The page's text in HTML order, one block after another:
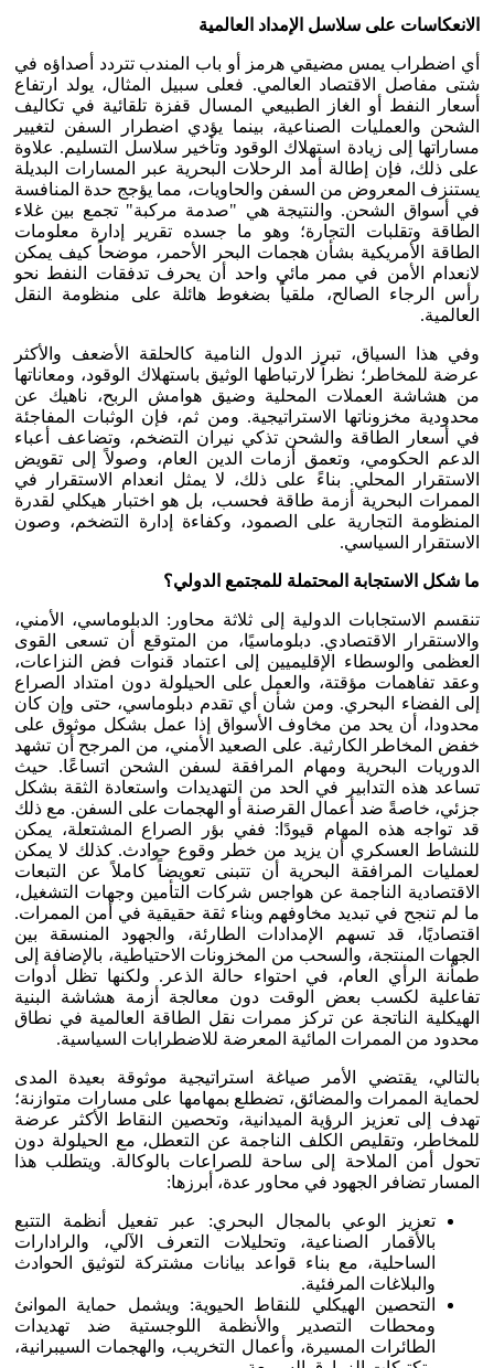
الانعكاسات على سلاسل الإمداد العالمية
أي اضطراب يمس مضيقي هرمز أو باب المندب تتردد أصداؤه في
شتى مفاصل الاقتصاد العالمي. فعلى سبيل المثال، يولد ارتفاع
أسعار النفط أو الغاز الطبيعي المسال قفزة تلقائية في تكاليف
الشحن والعمليات الصناعية، بينما يؤدي اضطرار السفن لتغيير
مساراتها إلى زيادة استهلاك الوقود وتأخير سلاسل التسليم. علاوة
على ذلك، فإن إطالة أمد الرحلات البحرية عبر المسارات البديلة
يستنزف المعروض من السفن والحاويات، مما يؤجج حدة المنافسة
في أسواق الشحن. والنتيجة هي "صدمة مركبة" تجمع بين غلاء
الطاقة وتقلبات التجارة؛ وهو ما جسده تقرير إدارة معلومات
الطاقة الأمريكية بشأن هجمات البحر الأحمر، موضحاً كيف يمكن
لانعدام الأمن في ممر مائي واحد أن يحرف تدفقات النفط نحو
رأس الرجاء الصالح، ملقياً بضغوط هائلة على منظومة النقل
العالمية.
وفي هذا السياق، تبرز الدول النامية كالحلقة الأضعف والأكثر
عرضة للمخاطر؛ نظراً لارتباطها الوثيق باستهلاك الوقود، ومعاناتها
من هشاشة العملات المحلية وضيق هوامش الربح، ناهيك عن
محدودية مخزوناتها الاستراتيجية. ومن ثم، فإن الوثبات المفاجئة
في أسعار الطاقة والشحن تذكي نيران التضخم، وتضاعف أعباء
الدعم الحكومي، وتعمق أزمات الدين العام، وصولاً إلى تقويض
الاستقرار المحلي. بناءً على ذلك، لا يمثل انعدام الاستقرار في
الممرات البحرية أزمة طاقة فحسب، بل هو اختبار هيكلي لقدرة
المنظومة التجارية على الصمود، وكفاءة إدارة التضخم، وصون
الاستقرار السياسي.
ما شكل الاستجابة المحتملة للمجتمع الدولي؟
تنقسم الاستجابات الدولية إلى ثلاثة محاور: الدبلوماسي، الأمني،
والاستقرار الاقتصادي. دبلوماسيًا، من المتوقع أن تسعى القوى
العظمى والوسطاء الإقليميين إلى اعتماد قنوات فض النزاعات،
وعقد تفاهمات مؤقتة، والعمل على الحيلولة دون امتداد الصراع
إلى الفضاء البحري. ومن شأن أي تقدم دبلوماسي، حتى وإن كان
محدودا، أن يحد من مخاوف الأسواق إذا عمل بشكل موثوق على
خفض المخاطر الكارثية. على الصعيد الأمني، من المرجح أن تشهد
الدوريات البحرية ومهام المرافقة لسفن الشحن اتساعًا. حيث
تساعد هذه التدابير في الحد من التهديدات واستعادة الثقة بشكل
جزئي، خاصةً ضد أعمال القرصنة أو الهجمات على السفن. مع ذلك
قد تواجه هذه المهام قيودًا: ففي بؤر الصراع المشتعلة، يمكن
للنشاط العسكري أن يزيد من خطر وقوع حوادث. كذلك لا يمكن
لعمليات المرافقة البحرية أن تتبنى تعويضاً كاملاً عن التبعات
الاقتصادية الناجمة عن هواجس شركات التأمين وجهات التشغيل،
ما لم تنجح في تبديد مخاوفهم وبناء ثقة حقيقية في أمن الممرات.
اقتصاديًا، قد تسهم الإمدادات الطارئة، والجهود المنسقة بين
الجهات المنتجة، والسحب من المخزونات الاحتياطية، بالإضافة إلى
طمأنة الرأي العام، في احتواء حالة الذعر. ولكنها تظل أدوات
تفاعلية لكسب بعض الوقت دون معالجة أزمة هشاشة البنية
الهيكلية الناتجة عن تركز ممرات نقل الطاقة العالمية في نطاق
محدود من الممرات المائية المعرضة للاضطرابات السياسية.
بالتالي، يقتضي الأمر صياغة استراتيجية موثوقة بعيدة المدى
لحماية الممرات والمضائق، تضطلع بمهامها على مسارات متوازنة؛
تهدف إلى تعزيز الرؤية الميدانية، وتحصين النقاط الأكثر عرضة
للمخاطر، وتقليص الكلف الناجمة عن التعطل، مع الحيلولة دون
تحول أمن الملاحة إلى ساحة للصراعات بالوكالة. ويتطلب هذا
المسار تضافر الجهود في محاور عدة، أبرزها:
تعزيز الوعي بالمجال البحري: عبر تفعيل أنظمة التتبع
بالأقمار الصناعية، وتحليلات التعرف الآلي، والرادارات
الساحلية، مع بناء قواعد بيانات مشتركة لتوثيق الحوادث
والبلاغات المرفئية.
التحصين الهيكلي للنقاط الحيوية: ويشمل حماية الموانئ
ومحطات التصدير والأنظمة اللوجستية ضد تهديدات
الطائرات المسيرة، وأعمال التخريب، والهجمات السيبرانية،